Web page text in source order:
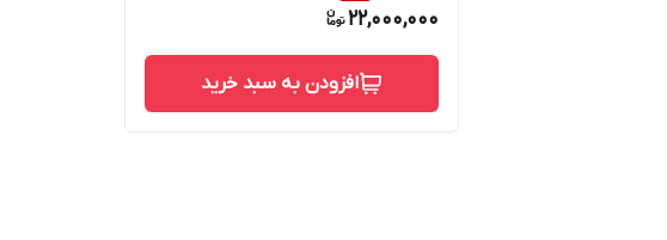
22,000,000
افزودن به سبد خرید